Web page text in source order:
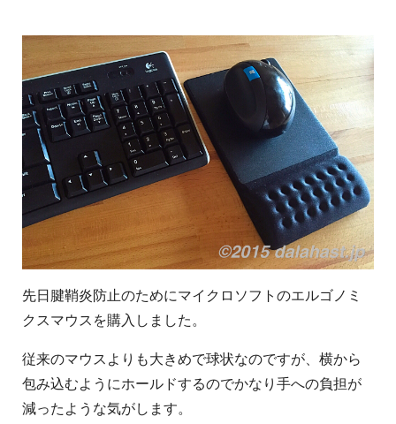
先日腱鞘炎防止のためにマイクロソフトのエルゴノミ
クスマウスを購入しました。
従来のマウスよりも大きめで球状なのですが、横から
包み込むようにホールドするのでかなり手への負担が
減ったような気がします。